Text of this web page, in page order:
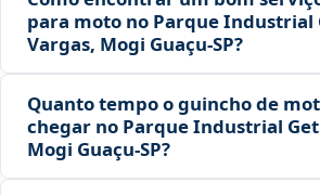
para moto no Parque Industrial
Vargas, Mogi Guaçu‑SP?
Quanto tempo o guincho de
chegar no Parque Industrial
Mogi Guaçu‑SP?